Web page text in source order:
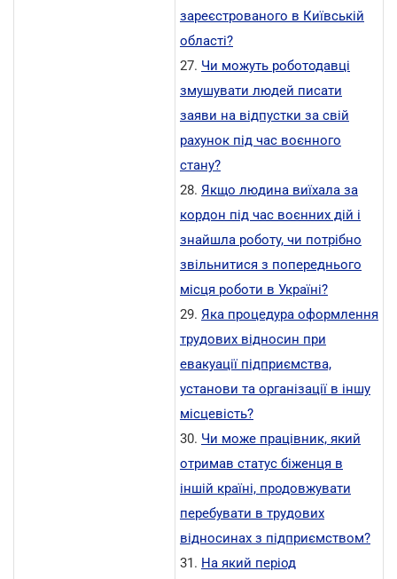
зареєстрованого в Київській
області?
27. Чи можуть роботодавці
змушувати людей писати
заяви на відпустки за свій
рахунок під час воєнного
стану?
28. Якщо людина виїхала за
кордон під час воєнних дій і
знайшла роботу, чи потрібно
звільнитися з попереднього
місця роботи в Україні?
29. Яка процедура оформлення
трудових відносин при
евакуації підприємства,
установи та організації в іншу
місцевість?
30. Чи може працівник, який
отримав статус біженця в
іншій країні, продовжувати
перебувати в трудових
відносинах з підприємством?
31. На який період